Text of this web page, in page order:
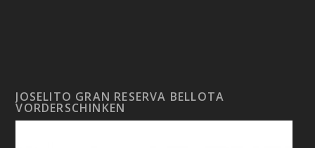
JOSELITO GRAN RESERVA BELLOTA
VORDERSCHINKEN